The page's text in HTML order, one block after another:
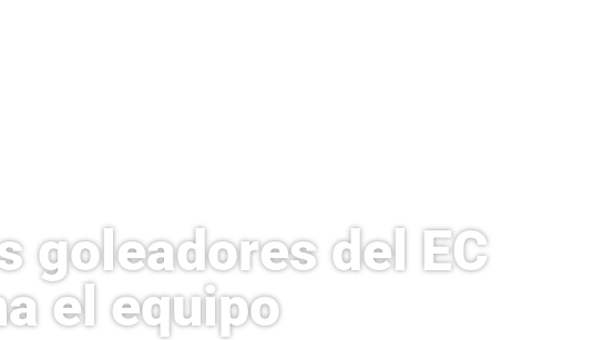
goleadores del EC
el equipo